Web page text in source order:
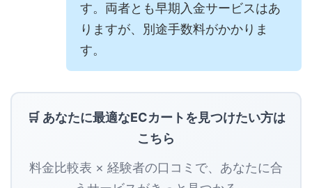
す。両者とも早期入金サービスはあ
りますが、別途手数料がかかりま
す。
🛒 あなたに最適なECカートを見つけたい方は
こちら
料金比較表 × 経験者の口コミで、あなたに合